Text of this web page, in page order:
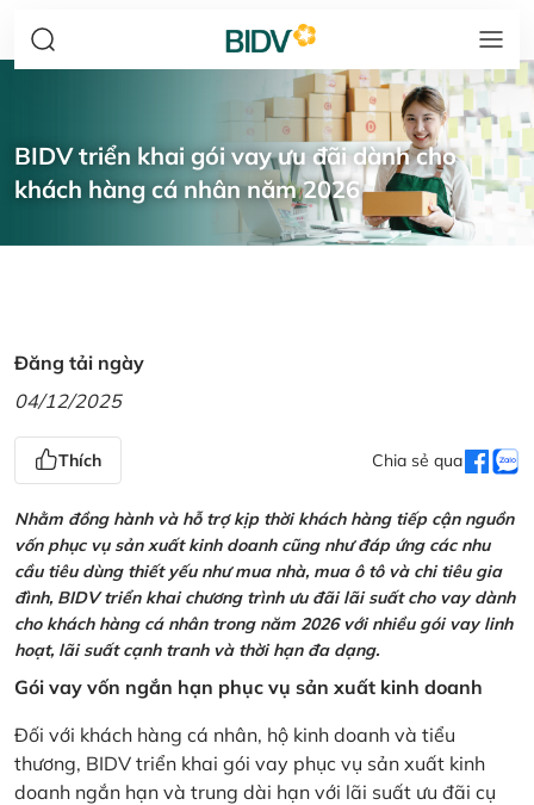
BIDV triển khai gói vay ưu đãi dành cho
khách hàng cá nhân năm 2026
Đăng tải ngày
04/12/2025
Thích Chia sẻ qua
Nhằm đồng hành và hỗ trợ kịp thời khách hàng tiếp cận nguồn
vốn phục vụ sản xuất kinh doanh cũng như đáp ứng các nhu
cầu tiêu dùng thiết yếu như mua nhà, mua ô tô và chi tiêu gia
đình, BIDV triển khai chương trình ưu đãi lãi suất cho vay dành
cho khách hàng cá nhân trong năm 2026 với nhiều gói vay linh
hoạt, lãi suất cạnh tranh và thời hạn đa dạng.
Gói vay vốn ngắn hạn phục vụ sản xuất kinh doanh
Đối với khách hàng cá nhân, hộ kinh doanh và tiểu
thương, BIDV triển khai gói vay phục vụ sản xuất kinh
doanh ngắn hạn và trung dài hạn với lãi suất ưu đãi cụ